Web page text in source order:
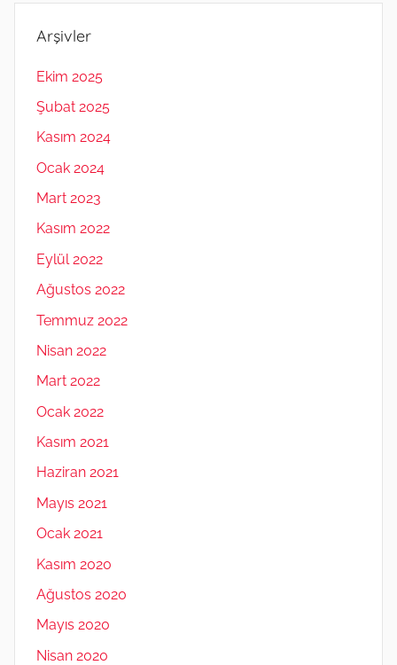
Arşivler
Ekim 2025
Şubat 2025
Kasım 2024
Ocak 2024
Mart 2023
Kasım 2022
Eylül 2022
Ağustos 2022
Temmuz 2022
Nisan 2022
Mart 2022
Ocak 2022
Kasım 2021
Haziran 2021
Mayıs 2021
Ocak 2021
Kasım 2020
Ağustos 2020
Mayıs 2020
Nisan 2020